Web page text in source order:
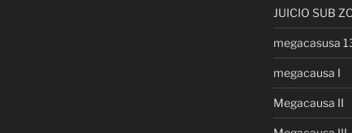
JUICIO SUB
megacasusa
megacausa I
Megacausa II